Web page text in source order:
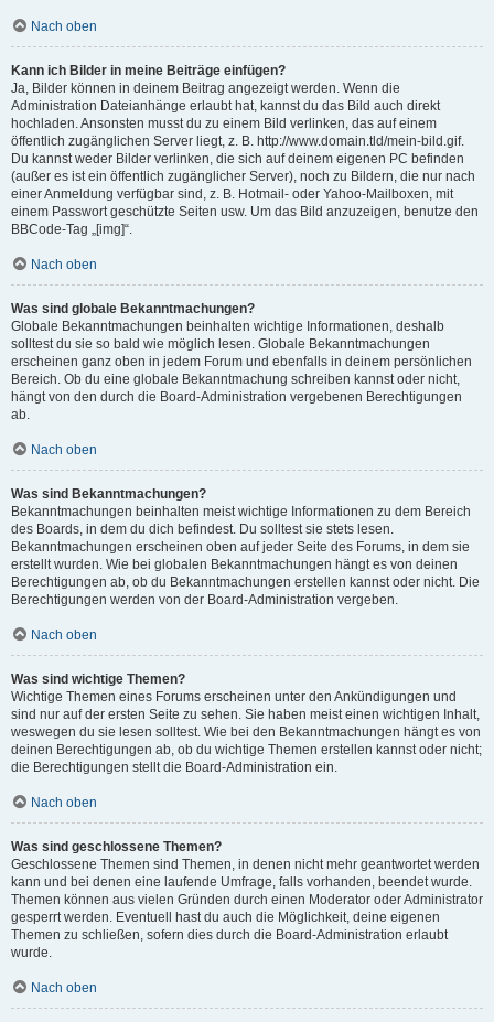
Nach oben
Kann ich Bilder in meine Beiträge einfügen?
Ja, Bilder können in deinem Beitrag angezeigt werden. Wenn die
Administration Dateianhänge erlaubt hat, kannst du das Bild auch direkt
hochladen. Ansonsten musst du zu einem Bild verlinken, das auf einem
öffentlich zugänglichen Server liegt, z. B. http://www.domain.tld/mein-bild.gif.
Du kannst weder Bilder verlinken, die sich auf deinem eigenen PC befinden
(außer es ist ein öffentlich zugänglicher Server), noch zu Bildern, die nur nach
einer Anmeldung verfügbar sind, z. B. Hotmail- oder Yahoo-Mailboxen, mit
einem Passwort geschützte Seiten usw. Um das Bild anzuzeigen, benutze den
BBCode-Tag „[img]“.
Nach oben
Was sind globale Bekanntmachungen?
Globale Bekanntmachungen beinhalten wichtige Informationen, deshalb
solltest du sie so bald wie möglich lesen. Globale Bekanntmachungen
erscheinen ganz oben in jedem Forum und ebenfalls in deinem persönlichen
Bereich. Ob du eine globale Bekanntmachung schreiben kannst oder nicht,
hängt von den durch die Board-Administration vergebenen Berechtigungen
ab.
Nach oben
Was sind Bekanntmachungen?
Bekanntmachungen beinhalten meist wichtige Informationen zu dem Bereich
des Boards, in dem du dich befindest. Du solltest sie stets lesen.
Bekanntmachungen erscheinen oben auf jeder Seite des Forums, in dem sie
erstellt wurden. Wie bei globalen Bekanntmachungen hängt es von deinen
Berechtigungen ab, ob du Bekanntmachungen erstellen kannst oder nicht. Die
Berechtigungen werden von der Board-Administration vergeben.
Nach oben
Was sind wichtige Themen?
Wichtige Themen eines Forums erscheinen unter den Ankündigungen und
sind nur auf der ersten Seite zu sehen. Sie haben meist einen wichtigen Inhalt,
weswegen du sie lesen solltest. Wie bei den Bekanntmachungen hängt es von
deinen Berechtigungen ab, ob du wichtige Themen erstellen kannst oder nicht;
die Berechtigungen stellt die Board-Administration ein.
Nach oben
Was sind geschlossene Themen?
Geschlossene Themen sind Themen, in denen nicht mehr geantwortet werden
kann und bei denen eine laufende Umfrage, falls vorhanden, beendet wurde.
Themen können aus vielen Gründen durch einen Moderator oder Administrator
gesperrt werden. Eventuell hast du auch die Möglichkeit, deine eigenen
Themen zu schließen, sofern dies durch die Board-Administration erlaubt
wurde.
Nach oben